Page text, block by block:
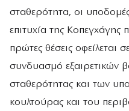
σταθερότητα, οι
επιτυχία της Κοπεγχάγης
πρώτες θέσεις οφείλεται
συνδυασμό εξαιρετικών
σταθερότητας και των
κουλτούρας και του